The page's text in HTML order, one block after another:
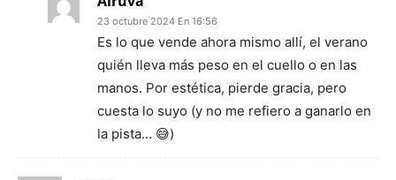
23 octubre 2024 En 16:56
Es lo que vende ahora mismo allí, el verano
quién lleva más peso en el cuello o en las
manos. Por estética, pierde gracia, pero
cuesta lo suyo (y no me refiero a ganarlo en
la pista… 😅)